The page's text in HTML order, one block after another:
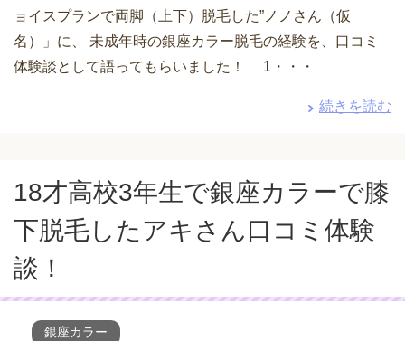
ョイスプランで両脚（上下）脱毛した”ノノさん（仮
名）」に、 未成年時の銀座カラー脱毛の経験を、口コミ
体験談として語ってもらいました！ 1・・・
続きを読む
18才高校3年生で銀座カラーで膝
下脱毛したアキさん口コミ体験
談！
銀座カラー